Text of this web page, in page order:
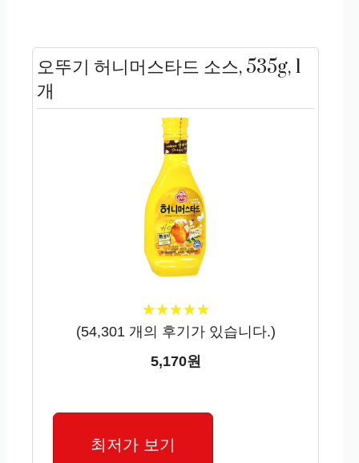
오뚜기 허니머스타드 소스, 535g, 1
개
★★★★★
★★★★★
(54,301개의 후기가 있습니다.)
5,170원
최저가 보기